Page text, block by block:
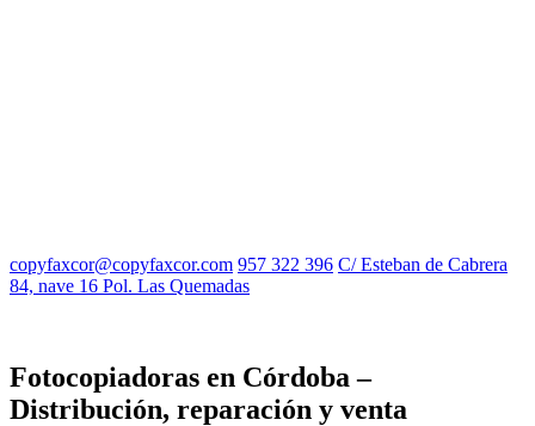
copyfaxcor@copyfaxcor.com 957 322 396 C/ Esteban de Cabrera
84, nave 16 Pol. Las Quemadas
Fotocopiadoras en Córdoba –
Distribución, reparación y venta